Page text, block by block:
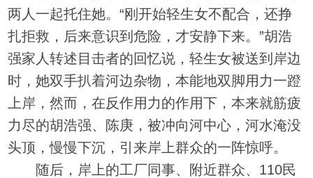
两人一起托住她。“刚开始轻生女不配合，还挣
扎拒救，后来意识到危险，才安静下来。”胡浩
强家人转述目击者的回忆说，轻生女被送到岸边
时，她双手扒着河边杂物，本能地双脚用力一蹬
上岸，然而，在反作用力的作用下，本来就筋疲
力尽的胡浩强、陈庚，被冲向河中心，河水淹没
头顶，慢慢下沉，引来岸上群众的一阵惊呼。
随后，岸上的工厂同事、附近群众、110民